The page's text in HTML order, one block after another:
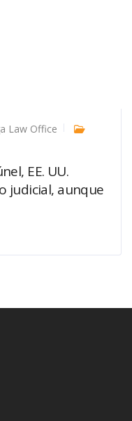
Law Office
EE. UU.
judicial, aunque